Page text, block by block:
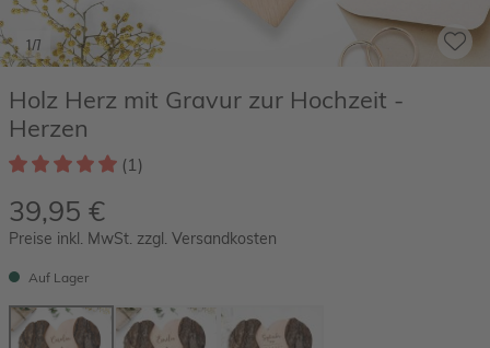
1/7
Holz Herz mit Gravur zur Hochzeit -
Herzen
(1)
39,95 €
Preise inkl. MwSt. zzgl. Versandkosten
Auf Lager